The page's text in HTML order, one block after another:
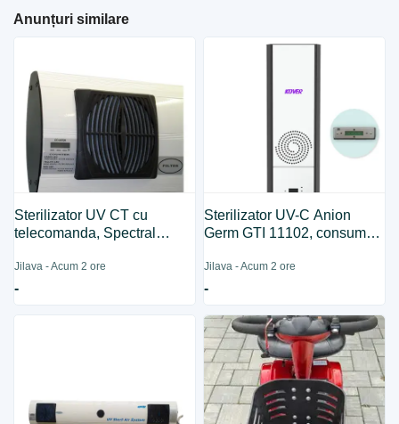
Anunțuri similare
Sterilizator UV CT cu
telecomanda, Spectral
Jilava - Acum 2 ore
-
Sterilizator UV-C Anion
Germ GTI 11102, consum
Jilava - Acum 2 ore
-